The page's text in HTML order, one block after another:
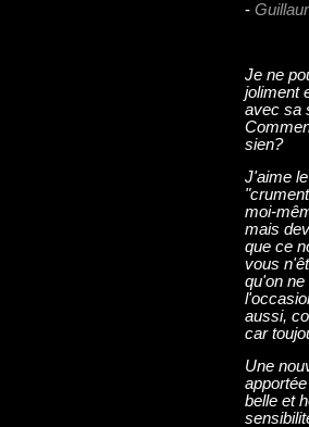
-
Je ne
joliment
avec sa
sien?
J'aime
moi-
mais
que ce
vous
qu'on
aussi,
car
Une
belle et